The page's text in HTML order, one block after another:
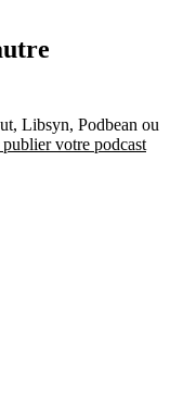
Libsyn, Podbean ou
votre podcast